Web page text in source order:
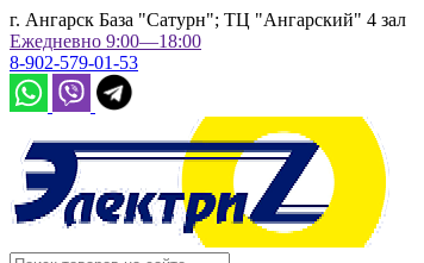
г. Ангарск База "Сатурн"; ТЦ "Ангарский" 4 зал
Ежедневно 9:00—18:00
8-902-579-01-53